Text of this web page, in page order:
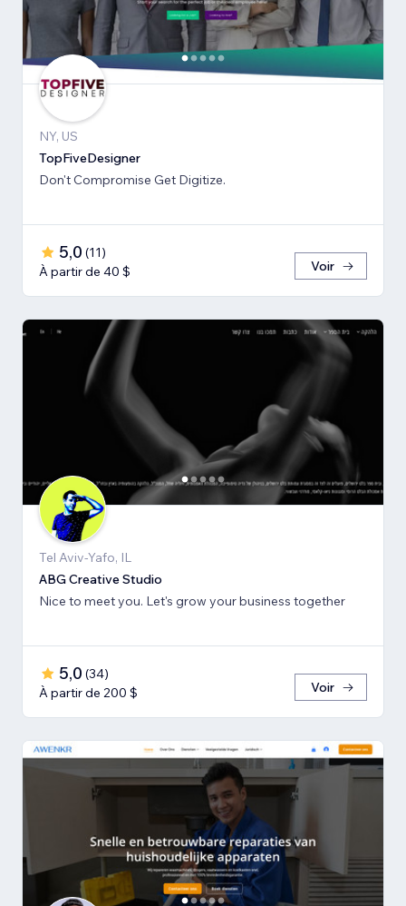
NY, US
TopFiveDesigner
Don't Compromise Get Digitize.
5,0 (11)
À partir de 40 $
Voir
Tel Aviv-Yafo, IL
ABG Creative Studio
Nice to meet you. Let's grow your business together
5,0 (34)
À partir de 200 $
Voir